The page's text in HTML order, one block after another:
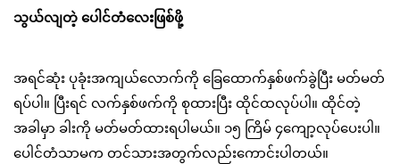
သွယ်လျတဲ့ ပေါင်တံလေးဖြစ်ဖို့
အရင်ဆုံး ပုခုံးအကျယ်လောက်ကို ခြေထောက်နှစ်ဖက်ခွဲပြီး မတ်မတ်
ရပ်ပါ။ ပြီးရင် လက်နှစ်ဖက်ကို စုထားပြီး ထိုင်ထလုပ်ပါ။ ထိုင်တဲ့
အခါမှာ ခါးကို မတ်မတ်ထားရပါမယ်။ ၁၅ ကြိမ် ၄ကျော့လုပ်ပေးပါ။
ပေါင်တံသာမက တင်သားအတွက်လည်းကောင်းပါတယ်။